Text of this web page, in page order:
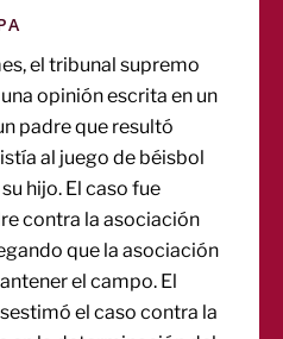
el tribunal supremo
opinión escrita en un
padre que resultó
al juego de béisbol
hijo. El caso fue
contra la asociación
que la asociación
el campo. El
el caso contra la